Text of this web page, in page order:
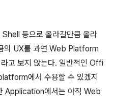
등으로 올라갈만큼 올라
의 UX를 과연 Web Platform
고 보지 않는다. 일반적인 Offi
에서 수용할 수 있겠지
Application에서는 아직 Web